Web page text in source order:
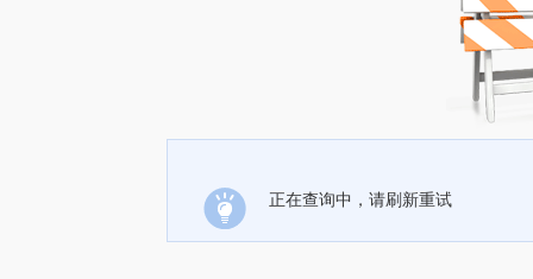
正在查询中，请刷新重试